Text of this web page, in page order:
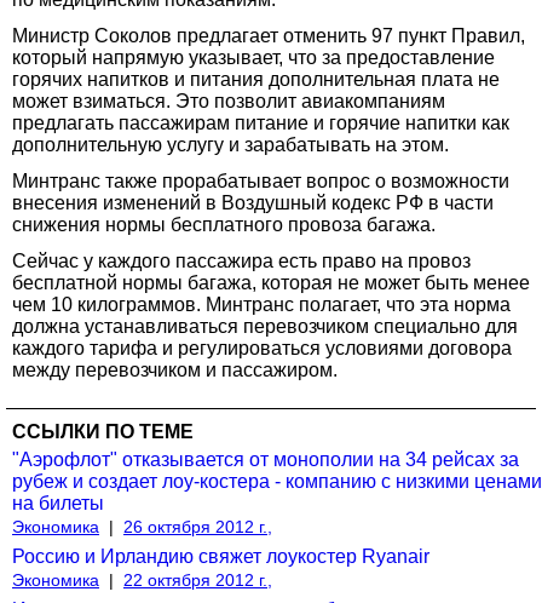
Министр Соколов предлагает отменить 97 пункт Правил,
который напрямую указывает, что за предоставление
горячих напитков и питания дополнительная плата не
может взиматься. Это позволит авиакомпаниям
предлагать пассажирам питание и горячие напитки как
дополнительную услугу и зарабатывать на этом.
Минтранс также прорабатывает вопрос о возможности
внесения изменений в Воздушный кодекс РФ в части
снижения нормы бесплатного провоза багажа.
Сейчас у каждого пассажира есть право на провоз
бесплатной нормы багажа, которая не может быть менее
чем 10 килограммов. Минтранс полагает, что эта норма
должна устанавливаться перевозчиком специально для
каждого тарифа и регулироваться условиями договора
между перевозчиком и пассажиром.
ССЫЛКИ ПО ТЕМЕ
"Аэрофлот" отказывается от монополии на 34 рейсах за
рубеж и создает лоу-костера - компанию с низкими ценами
на билеты
Экономика | 26 октября 2012 г.,
Россию и Ирландию свяжет лоукостер Ryanair
Экономика | 22 октября 2012 г.,